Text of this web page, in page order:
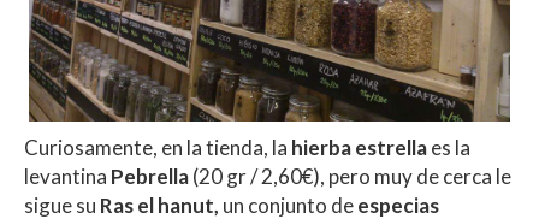
Curiosamente, en la tienda, la hierba estrellaes la
levantina Pebrella(20 gr / 2,60€), pero muy de cerca le
sigue su Ras el hanut, un conjunto deespecias